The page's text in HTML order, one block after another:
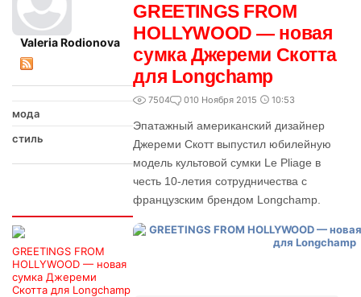
Valeria Rodionova
мода
стиль
GREETINGS FROM
HOLLYWOOD — новая
сумка Джереми
Скотта для Longchamp
GREETINGS FROM
HOLLYWOOD — новая
сумка Джереми Скотта
для Longchamp
7504 010 Ноября 2015 10:53
Эпатажный американский дизайнер
Джереми Скотт выпустил юбилейную
модель культовой сумки Le Pliage в
честь 10-летия сотрудничества с
французским брендом Longchamp.